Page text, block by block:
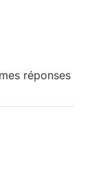
réponses